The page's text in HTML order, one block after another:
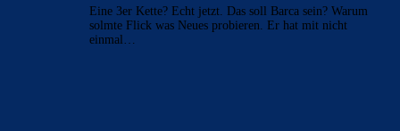
Eine 3er Kette? Echt jetzt. Das soll Barca sein? Warum
solmte Flick was Neues probieren. Er hat mit nicht
einmal…